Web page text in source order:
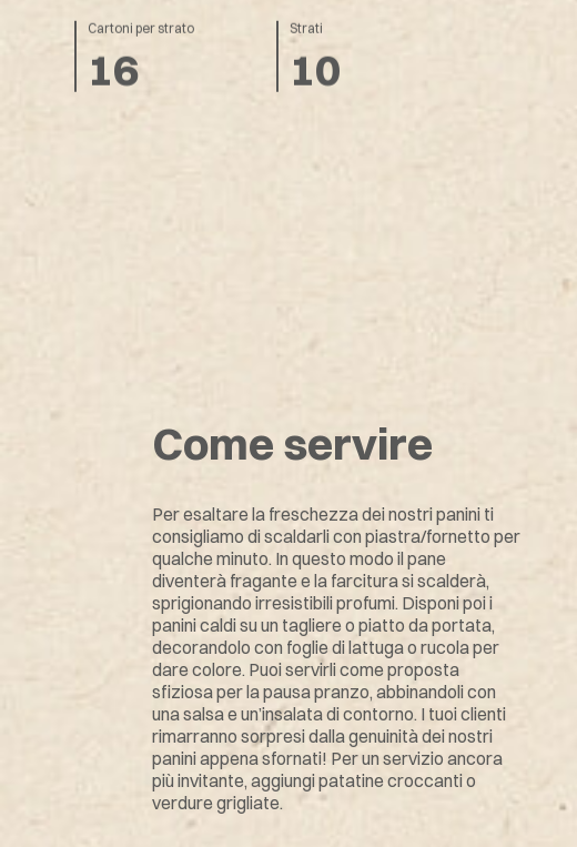
Intrapan
Intrapan today
Our commitment
Our method
Tramezzini
Rollè
Vicentino
Cartoni per strato
16
Strati
10
Come servire
Per esaltare la freschezza dei nostri panini ti
consigliamo di scaldarli con piastra/fornetto per
qualche minuto. In questo modo il pane
diventerà fragante e la farcitura si scalderà,
sprigionando irresistibili profumi. Disponi poi i
panini caldi su un tagliere o piatto da portata,
decorandolo con foglie di lattuga o rucola per
dare colore. Puoi servirli come proposta
sfiziosa per la pausa pranzo, abbinandoli con
una salsa e un’insalata di contorno. I tuoi clienti
rimarranno sorpresi dalla genuinità dei nostri
panini appena sfornati! Per un servizio ancora
più invitante, aggiungi patatine croccanti o
verdure grigliate.